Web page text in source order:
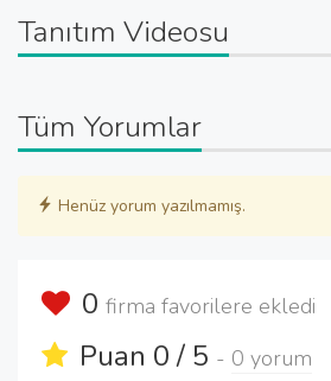
Tanıtım Videosu
Tüm Yorumlar
Henüz yorum yazılmamış.
0 firma favorilere ekledi
Puan 0 / 5 - 0 yorum